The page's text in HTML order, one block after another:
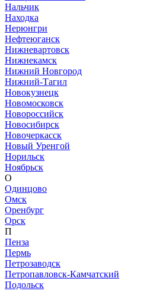
Нальчик
Находка
Нерюнгри
Нефтеюганск
Нижневартовск
Нижнекамск
Нижний Новгород
Нижний-Тагил
Новокузнецк
Новомосковск
Новороссийск
Новосибирск
Новочеркасск
Новый Уренгой
Норильск
Ноябрьск
О
Одинцово
Омск
Оренбург
Орск
П
Пенза
Пермь
Петрозаводск
Петропавловск-Камчатский
Подольск